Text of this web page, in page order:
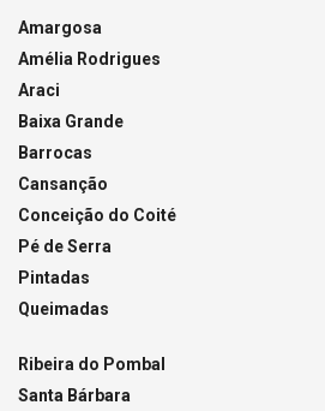
Amargosa
Amélia Rodrigues
Araci
Baixa Grande
Barrocas
Cansanção
Conceição do Coité
Pé de Serra
Pintadas
Queimadas
Ribeira do Pombal
Santa Bárbara